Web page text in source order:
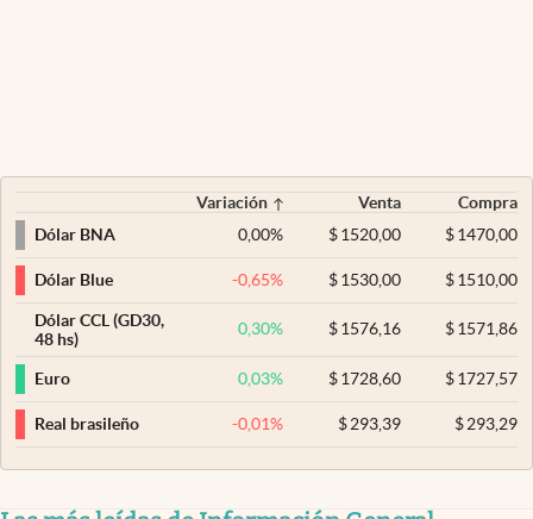
Variación Venta
Compra
Dólar BNA
0,00% $ 1520,00 $1470,00
Dólar Blue -0,65% $ 1530,00 $1510,00
Dólar CCL (GD30,
48 hs)
0,30% $ 1576,16 $1571,86
Euro 0,03% $ 1728,60 $1727,57
Real brasileño -0,01% $ 293,39 $293,29